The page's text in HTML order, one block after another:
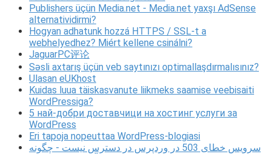
Publishers üçün Media.net - Media.net yaxşı AdSense
alternatividirmi?
Hogyan adhatunk hozzá HTTPS / SSL-t a
webhelyedhez? Miért kellene csinálni?
JaguarPC评论
Səsli axtarış üçün veb saytınızı optimallaşdırmalısınız?
Ulasan eUKhost
Kuidas luua täiskasvanute liikmeks saamise veebisaiti
WordPressiga?
5 най-добри доставчици на хостинг услуги за
WordPress
Eri tapoja nopeuttaa WordPress-blogiasi
سرویس خطای 503 در وردپرس در دسترس نیست - چگونه